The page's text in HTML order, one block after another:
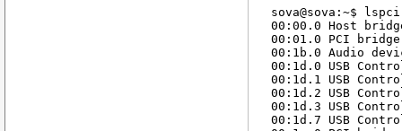
sova@sova:~$ lspci
00:00.0 Host
00:01.0 PCI
00:1b.0 Audio
00:1d.0 USB
00:1d.1 USB
00:1d.2 USB
00:1d.3 USB
00:1d.7 USB